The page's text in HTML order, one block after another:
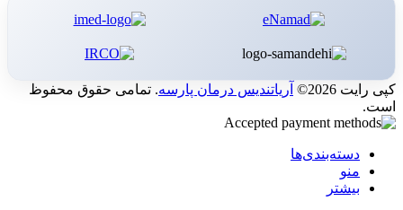
کپی رایت 2026© آریاتندیس درمان پارسه. تمامی حقوق محفوظ
است.
دسته‌بندی‌ها
منو
بیشتر